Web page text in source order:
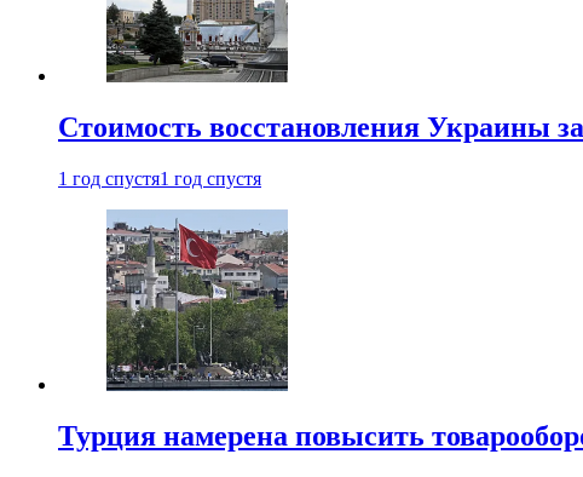
Стоимость восстановления Украины
1 год спустя1 год спустя
Турция намерена повысить